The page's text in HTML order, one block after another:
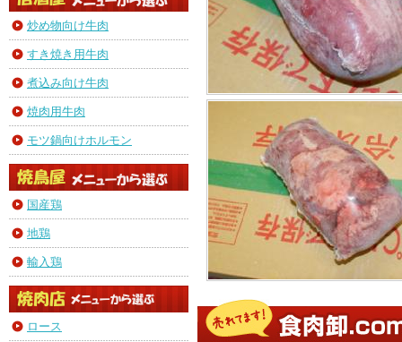
炒め物向け牛肉
すき焼き用牛肉
煮込み向け牛肉
焼肉用牛肉
モツ鍋向けホルモン
国産鶏
地鶏
輸入鶏
ロース